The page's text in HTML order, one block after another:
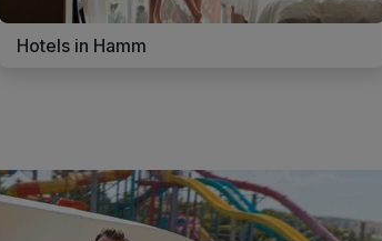
Hotels in Hamm